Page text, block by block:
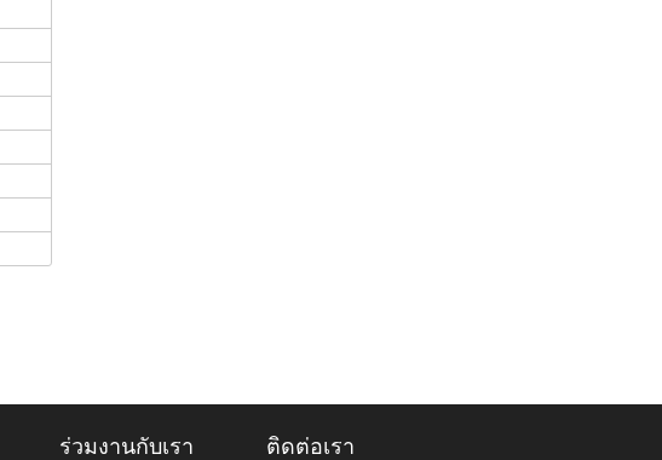
ร่วมงานกับเรา ติดต่อเรา